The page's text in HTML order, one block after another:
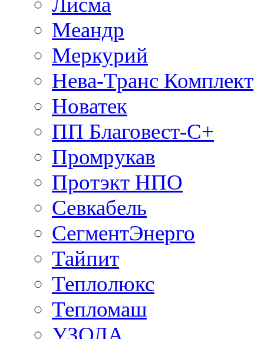
Меандр
Меркурий
Нева-Транс Комплект
Новатек
ПП Благовест-С+
Промрукав
Протэкт НПО
Севкабель
СегментЭнерго
Тайпит
Теплолюкс
Тепломаш